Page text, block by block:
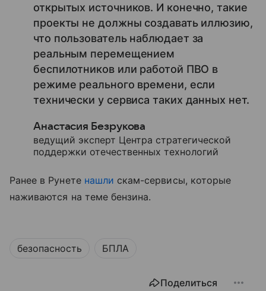
открытых источников. И конечно, такие
проекты не должны создавать иллюзию,
что пользователь наблюдает за
реальным перемещением
беспилотников или работой ПВО в
режиме реального времени, если
технически у сервиса таких данных нет.
Анастасия Безрукова
ведущий эксперт Центра стратегической
поддержки отечественных технологий
Ранее в Рунете нашли скам-сервисы, которые
наживаются на теме бензина.
безопасность БПЛА
Поделиться